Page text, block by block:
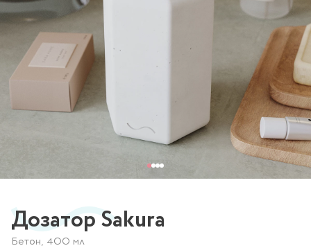
Дозатор Sakura
Бетон, 400 мл